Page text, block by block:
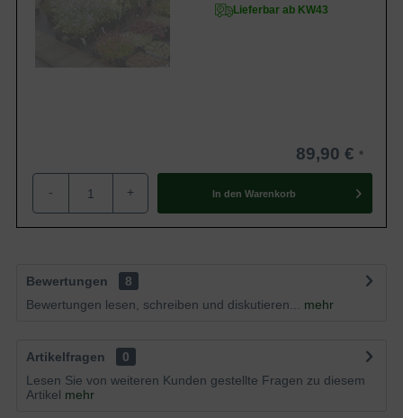
Lieferbar ab KW43
89,90 €
- + In den Warenkorb
Bewertungen
8
Bewertungen lesen, schreiben und diskutieren...
mehr
Artikelfragen
0
Lesen Sie von weiteren Kunden gestellte Fragen zu diesem
Artikel mehr